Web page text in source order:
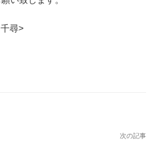
尋>
次の記事